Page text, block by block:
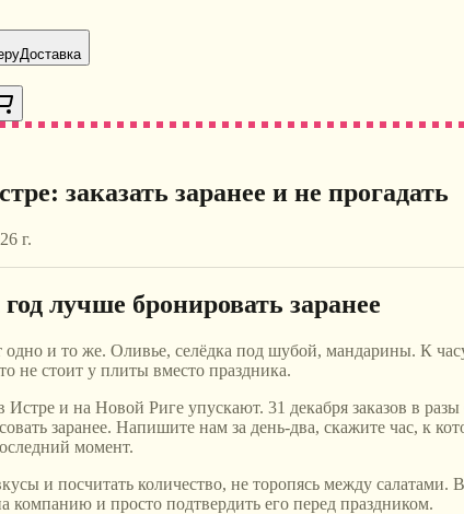
Доставка
заказать заранее и не прогадать
г.
лучше бронировать заранее
и то же. Оливье, селёдка под шубой, мандарины. К
не стоит у плиты вместо праздника.
и на Новой Риге упускают. 31 декабря заказов в
заранее. Напишите нам за день-два, скажите час, к
момент.
и посчитать количество, не торопясь между салатами.
компанию и просто подтвердить его перед праздником.